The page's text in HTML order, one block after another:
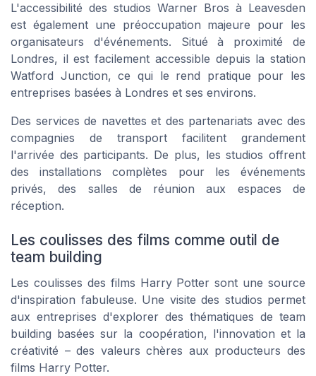
L'accessibilité des studios Warner Bros à Leavesden
est également une préoccupation majeure pour les
organisateurs d'événements. Situé à proximité de
Londres, il est facilement accessible depuis la station
Watford Junction, ce qui le rend pratique pour les
entreprises basées à Londres et ses environs.
Des services de navettes et des partenariats avec des
compagnies de transport facilitent grandement
l'arrivée des participants. De plus, les studios offrent
des installations complètes pour les événements
privés, des salles de réunion aux espaces de
réception.
Les coulisses des films comme outil de
team building
Les coulisses des films Harry Potter sont une source
d'inspiration fabuleuse. Une visite des studios permet
aux entreprises d'explorer des thématiques de team
building basées sur la coopération, l'innovation et la
créativité – des valeurs chères aux producteurs des
films Harry Potter.